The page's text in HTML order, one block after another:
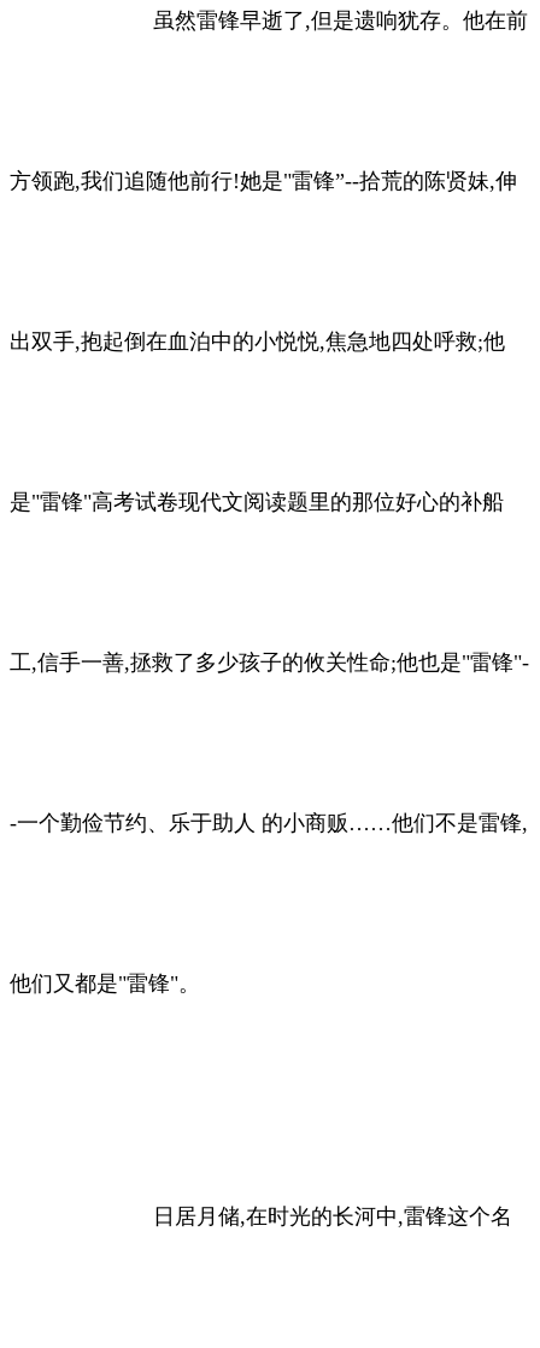
虽然雷锋早逝了,但是遗响犹存。他在前
方领跑,我们追随他前行!她是"雷锋”--拾荒的陈贤妹,伸
出双手,抱起倒在血泊中的小悦悦,焦急地四处呼救;他
是"雷锋"高考试卷现代文阅读题里的那位好心的补船
工,信手一善,拯救了多少孩子的攸关性命;他也是"雷锋"-
-一个勤俭节约、乐于助人 的小商贩……他们不是雷锋,
他们又都是"雷锋"。
日居月储,在时光的长河中,雷锋这个名